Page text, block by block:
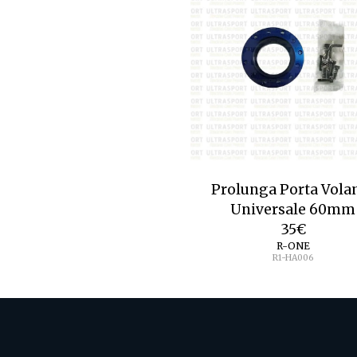
Prolunga Porta
Universale 60mm
35€
R-ONE
R1-HA006